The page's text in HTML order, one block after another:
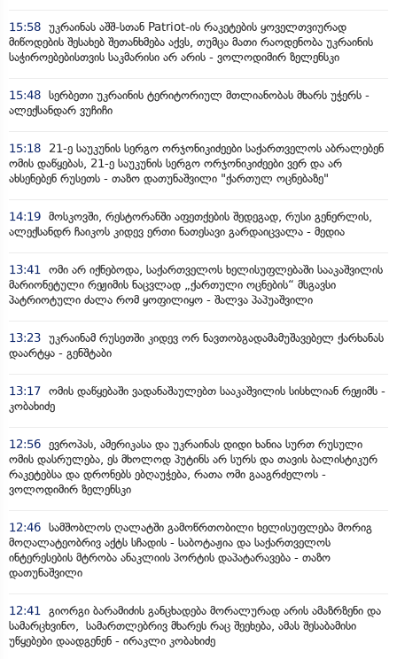
15:58 უკრაინას აშშ-სთან Patriot-ის რაკეტების ყოველთვიურად
მიწოდების შესახებ შეთანხმება აქვს, თუმცა მათი რაოდენობა უკრაინის
საჭიროებებისთვის საკმარისი არ არის - ვოლოდიმირ ზელენსკი
15:48 სერბეთი უკრაინის ტერიტორიულ მთლიანობას მხარს უჭერს -
ალექსანდარ ვუჩიჩი
15:18
21-ე საუკუნის სერგო ორჯონიკიძეები საქართველოს აბრალებენ
ომის დაწყებას, 21-ე საუკუნის სერგო ორჯონიკიძეები ვერ და არ
ახსენებენ რუსეთს - თაზო დათუნაშვილი "ქართულ ოცნებაზე"
14:19 მოსკოვში, რესტორანში აფეთქების შედეგად, რუსი გენერლის,
ალექსანდრ ჩაიკოს კიდევ ერთი ნათესავი გარდაიცვალა - მედია
13:41
ომი არ იქნებოდა, საქართველოს ხელისუფლებაში სააკაშვილის
მარიონეტული რეჟიმის ნაცვლად „ქართული ოცნების“ მსგავსი
პატრიოტული ძალა რომ ყოფილიყო - შალვა პაპუაშვილი
13:23 უკრაინამ რუსეთში კიდევ ორ ნავთობგადამამუშავებელ ქარხანას
დაარტყა - გენშტაბი
13:17 ომის დაწყებაში ვადანაშაულებთ სააკაშვილის სისხლიან რეჟიმს -
კობახიძე
12:56 ევროპას, ამერიკასა და უკრაინას დიდი ხანია სურთ რუსული
ომის დასრულება, ეს მხოლოდ პუტინს არ სურს და თავის ბალისტიკურ
რაკეტებსა და დრონებს ებღაუჭება, რათა ომი გააგრძელოს -
ვოლოდიმირ ზელენსკი
12:46 სამშობლოს ღალატში გამოწრთობილი ხელისუფლება მორიგ
მოღალატეობრივ აქტს სჩადის - საბოტაჟია და საქართველოს
ინტერესების მტრობა ანაკლიის პორტის დაპატარავება - თაზო
დათუნაშვილი
12:41
გიორგი ბარამიძის განცხადება მორალურად არის ამაზრზენი და
სამარცხვინო, სამართლებრივ მხარეს რაც შეეხება, ამას შესაბამისი
უწყებები დაადგენენ - ირაკლი კობახიძე